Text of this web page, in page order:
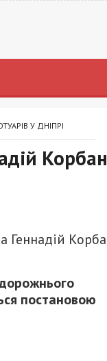
У ДНІПРІ
Корбан
Геннадій
постановою